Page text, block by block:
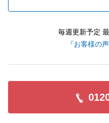
毎週更新予定
『お客様の